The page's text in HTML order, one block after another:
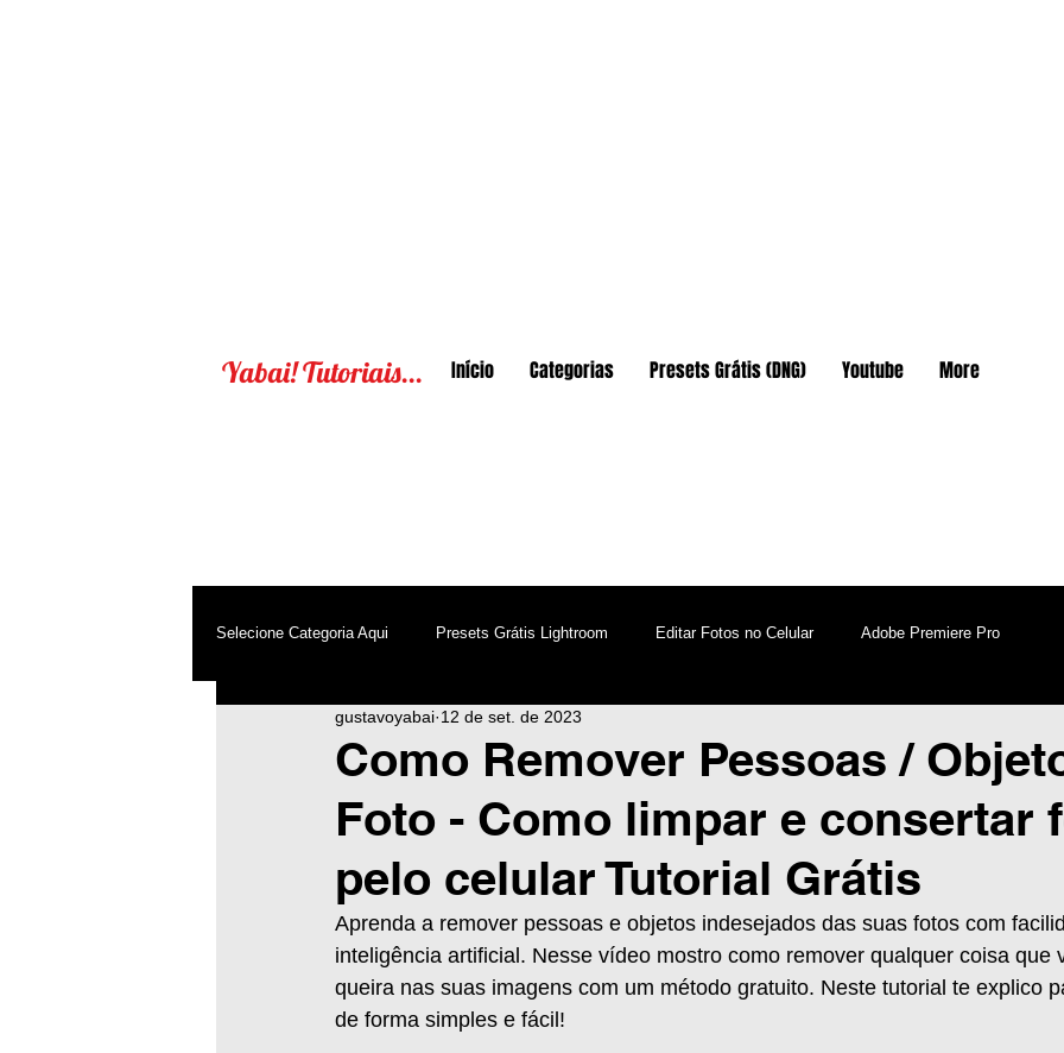
Yabai! Tutoriais... Início Categorias Presets Grátis (DNG) Youtube More
Selecione Categoria Aqui Presets Grátis Lightroom Editar Fotos no Celular Adobe Premiere Pro
After Effects Android Destaques PicsArt
Top PicsArt WhatsApp Windows Edição de Vídeos no Celular
Inteligência Artificial
Como Remover Pessoas /
Foto - Como limpar e consertar
pelo celular Tutorial Grátis
gustavoyabai 12 de set. de 2023
Aprenda a remover pessoas e objetos indesejados das suas fotos com
inteligência artificial. Nesse vídeo mostro como remover qualquer coisa que
queira nas suas imagens com um método gratuito. Neste tutorial te explico
de forma simples e fácil!